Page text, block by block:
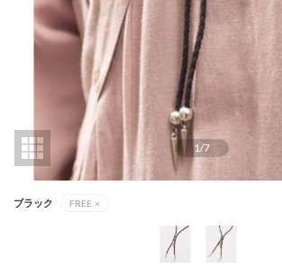
1/7
ブラック FREE ×